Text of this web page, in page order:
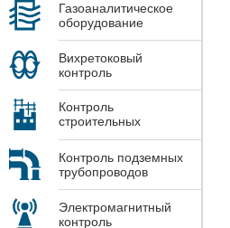
Газоаналитическое
оборудование
Вихретоковый
контроль
Контроль
строительных
Контроль подземных
трубопроводов
Электромагнитный
контроль